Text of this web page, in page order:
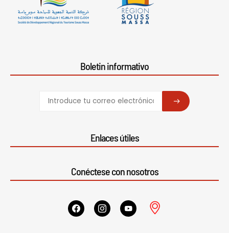
Boletin informativo
SUBSCRIBE
Enlaces útiles
Conéctese con nosotros